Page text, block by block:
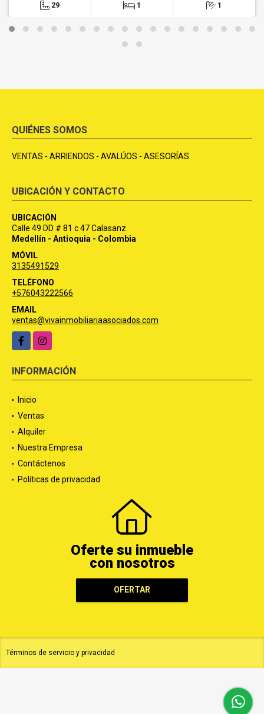
29 1 1
QUIÉNES SOMOS
VENTAS - ARRIENDOS - AVALÚOS - ASESORÍAS
UBICACIÓN
Calle 49 DD # 81 c 47 Calasanz
Medellín - Antioquia - Colombia
MÓVIL
3135491529
TELÉFONO
+576043222566
EMAIL
ventas@vivainmobiliariaasociados.com
FacebookInstagram
Inicio
Ventas
Alquiler
Nuestra Empresa
Contáctenos
Oferte su inmueble
con nosotros
OFERTAR
Términos de servicio y privacidad